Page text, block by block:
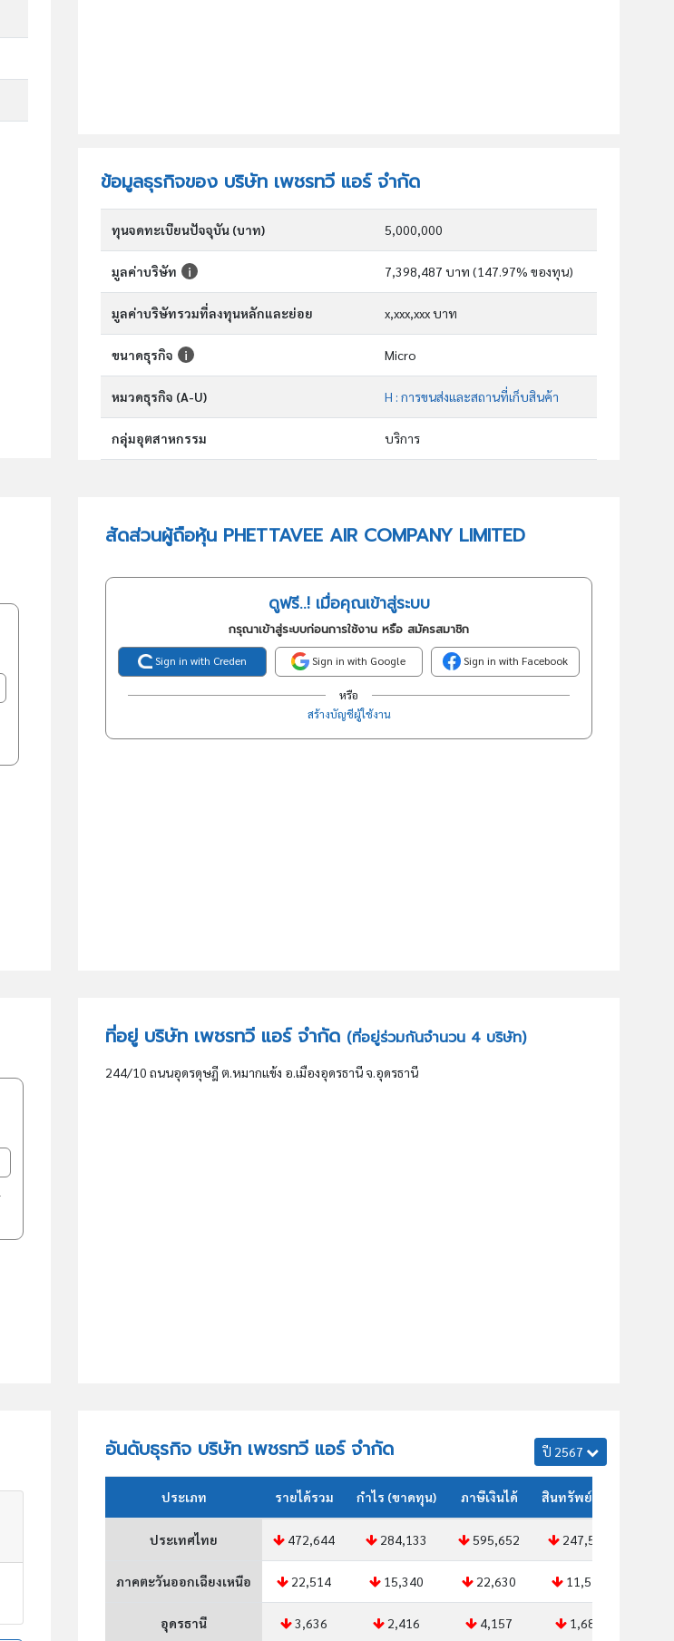
ข้อมูลธุรกิจของ บริษัท เพชรทวี แอร์ จำกัด
ทุนจดทะเบียนปัจจุบัน (บาท) 5,000,000
มูลค่าบริษัท 7,398,487 บาท (147.97% ของทุน)
มูลค่าบริษัทรวมที่ลงทุนหลักและย่อย x,xxx,xxx บาท
ขนาดธุรกิจ Micro
หมวดธุรกิจ (A-U) H : การขนส่งและสถานที่เก็บสินค้า
กลุ่มอุตสาหกรรม บริการ
สัดส่วนผู้ถือหุ้น PHETTAVEE AIR COMPANY LIMITED
ดูฟรี..! เมื่อคุณเข้าสู่ระบบ
กรุณาเข้าสู่ระบบก่อนการใช้งาน หรือ สมัครสมาชิก
Sign in with Creden Sign in with Google Sign in with Facebook
หรือ
สร้างบัญชีผู้ใช้งาน
ที่อยู่ บริษัท เพชรทวี แอร์ จำกัด (ที่อยู่ร่วมกันจำนวน 4 บริษัท)
244/10 ถนนอุดรดุษฎี ต.หมากแข้ง อ.เมืองอุดรธานี จ.อุดรธานี
อันดับธุรกิจ บริษัท เพชรทวี แอร์ จำกัด ปี 2567
ประเภท รายได้รวม กำไร (ขาดทุน) ภาษีเงินได้ สินทรัพย์รวม
ประเทศไทย 472,644 284,133 595,652 247,550
ภาคตะวันออกเฉียงเหนือ 22,514 15,340 22,630 11,516
อุดรธานี 3,636 2,416 4,157 1,683